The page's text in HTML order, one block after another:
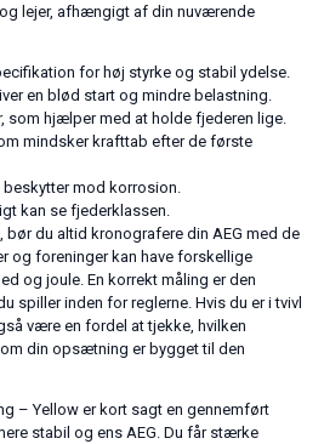
lejer, afhængigt af din nuværende
for høj styrke og stabil ydelse.
en blød start og mindre belastning.
som hjælper med at holde fjederen lige.
mindsker krafttab efter de første
mod korrosion.
kan se fjederklassen.
bør du altid kronografere din AEG med de
og foreninger kan have forskellige
og joule. En korrekt måling er den
spiller inden for reglerne. Hvis du er i tvivl
være en fordel at tjekke, hvilken
din opsætning er bygget til den
– Yellow er kort sagt en gennemført
stabil og ens AEG. Du får stærke